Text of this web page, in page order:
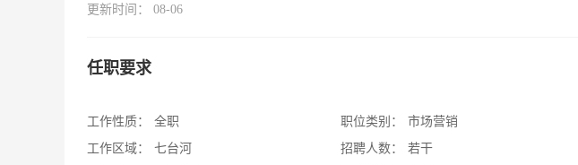
更新时间： 08-06
任职要求
工作性质：
全职
工作区域：
七台河
职位类别：
市场营销
招聘人数：
若干